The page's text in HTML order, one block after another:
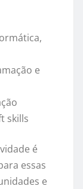
e
skills
é
essas
e